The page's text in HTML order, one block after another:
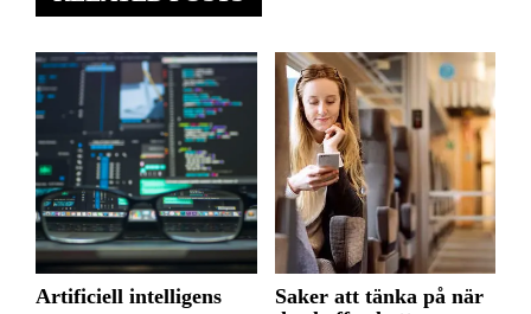
Artificiell intelligens
Saker att tänka på när